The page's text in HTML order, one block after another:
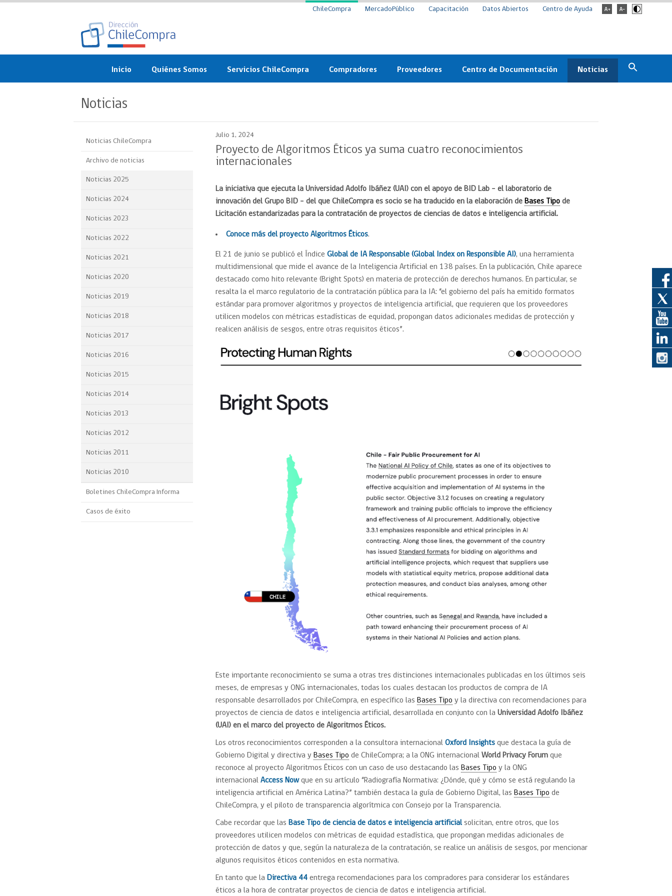
ChileCompra MercadoPúblico Capacitación Datos Abiertos Centro de Ayuda
Inicio Quiénes Somos
objetivos
Organigrama
Participación Ciudadana
Reportes Ley de Inclusión
Servicios ChileCompra
ChileCompra
Eficiencia
Capacitación ChileCompra:
Certificación competencias
Compras Coordinadas
API de Mercado Público
Ciberseguridad
Emergencias
Compradores
Circular
Compra Ágil
Bases Tipo de Licitación
Convenio Marco
Trato directo
Subasta inversa
electrónica
Compra Pública de
Innovación
Gestión de Contratos
perspectiva de género
Proveedores
Convenio Marco
electrónica proveedor
Requisitos para obtener el
Sello Empresa Mujer
Centro de Documentación Noticias
Archivo de noticias
Noticias
Noticias ChileCompra
Archivo de noticias
Noticias 2025
Noticias 2024
Noticias 2023
Noticias 2022
Noticias 2021
Noticias 2020
Noticias 2019
Noticias 2018
Noticias 2017
Noticias 2016
Noticias 2015
Noticias 2014
Noticias 2013
Noticias 2012
Noticias 2011
Noticias 2010
Boletines ChileCompra Informa
Casos de éxito
Julio 1, 2024
Proyecto de Algoritmos Éticos ya suma cuatro reconocimientos
internacionales
La iniciativa que ejecuta la Universidad Adolfo Ibáñez (UAI) con el apoyo de BID Lab – el laboratorio de
innovación del Grupo BID – del que ChileCompra es socio se ha traducido en la elaboración deBases Tipo de
Licitación estandarizadas para la contratación de proyectos de ciencias de datos e inteligencia artificial.
Conoce más del proyecto Algoritmos Éticos.
El 21 de junio se publicó el ÍndiceGlobal de IA Responsable (Global Index on Responsible AI), una herramienta
multidimensional que mide el avance de la Inteligencia Artificial en 138 países. En la publicación, Chile aparece
destacado como hito relevante (Bright Spots) en materia de protección de derechos humanos. En particular, se
resalta la el marco regulatorio de la contratación pública para la IA: “el gobierno del país ha emitido formatos
estándar para promover algoritmos y proyectos de inteligencia artificial, que requieren que los proveedores
utilicen modelos con métricas estadísticas de equidad, propongan datos adicionales medidas de protección y
realicen análisis de sesgos, entre otras requisitos éticos”.
Este importante reconocimiento se suma a otras tres distinciones internacionales publicadas en los últimos seis
meses, de empresas y ONG internacionales, todas los cuales destacan los productos de compra de IA
responsable desarrollados por ChileCompra, en específico lasBases Tipo y la directiva con recomendaciones para
proyectos de ciencia de datos e inteligencia artificial, desarrollada en conjunto con laUniversidad Adolfo Ibáñez
(UAI) en el marco del proyecto de Algoritmos Éticos.
Los otros reconocimientos corresponden a la consultora internacionalOxford Insights que destaca la guía de
Gobierno Digital y directiva yBases Tipo de ChileCompra; a la ONG internacionalWorld Privacy Forumque
reconoce al proyecto Algoritmos Éticos con un caso de uso destacando lasBases Tipo y la ONG
internacionalAccess Nowque en su artículo “Radiografía Normativa: ¿Dónde, qué y cómo se está regulando la
inteligencia artificial en América Latina?” también destaca la guía de Gobierno Digital, lasBases Tipo de
ChileCompra, y el piloto de transparencia algorítmica con Consejo por la Transparencia.
Cabe recordar que lasBase Tipo de ciencia de datos e inteligencia artificialsolicitan, entre otros, que los
proveedores utilicen modelos con métricas de equidad estadística, que propongan medidas adicionales de
protección de datos y que, según la naturaleza de la contratación, se realice un análisis de sesgos, por mencionar
algunos requisitos éticos contenidos en esta normativa.
En tanto que laDirectiva 44 entrega recomendaciones para los compradores para considerar los estándares
éticos a la hora de contratar proyectos de ciencia de datos e inteligencia artificial.